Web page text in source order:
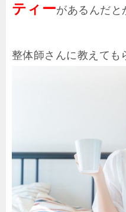
ティーがあるんだと
整体師さんに教えても